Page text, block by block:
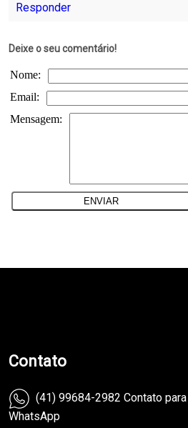
Responder
Deixe o seu comentário!
Nome:
Email:
Mensagem:
Contato
(41) 99684-2982 Contato
WhatsApp